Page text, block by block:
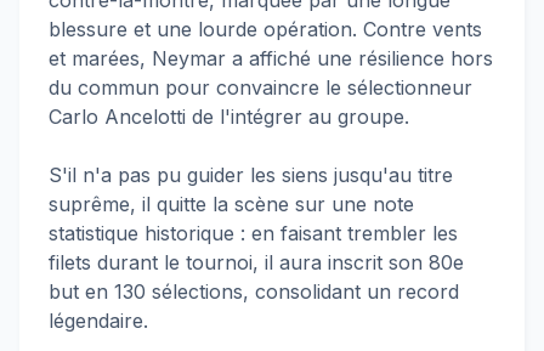
blessure et une lourde opération. Contre vents
et marées, Neymar a affiché une résilience hors
du commun pour convaincre le sélectionneur
Carlo Ancelotti de l'intégrer au groupe.
S'il n'a pas pu guider les siens jusqu'au titre
suprême, il quitte la scène sur une note
statistique historique : en faisant trembler les
filets durant le tournoi, il aura inscrit son 80e
but en 130 sélections, consolidant un record
légendaire.